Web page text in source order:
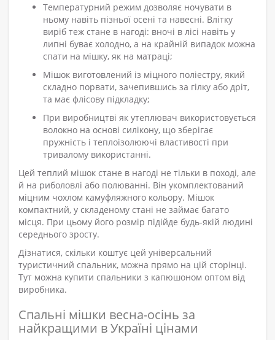
Температурний режим дозволяє ночувати в
ньому навіть пізньої осені та навесні. Влітку
виріб теж стане в нагоді: вночі в лісі навіть у
липні буває холодно, а на крайній випадок можна
спати на мішку, як на матраці;
Мішок виготовлений із міцного поліестру, який
складно порвати, зачепившись за гілку або дріт,
та має флісову підкладку;
При виробництві як утеплювач використовується
волокно на основі силікону, що зберігає
пружність і теплоізолюючі властивості при
тривалому використанні.
Цей теплий мішок стане в нагоді не тільки в поході, але
й на риболовлі або полюванні. Він укомплектований
міцним чохлом камуфляжного кольору. Мішок
компактний, у складеному стані не займає багато
місця. При цьому його розмір підійде будь-якій людині
середнього зросту.
Дізнатися, скільки коштує цей універсальний
туристичний спальник, можна прямо на цій сторінці.
Тут можна купити спальники з капюшоном оптом від
виробника.
Спальні мішки весна-осінь за
найкращими в Україні цінами